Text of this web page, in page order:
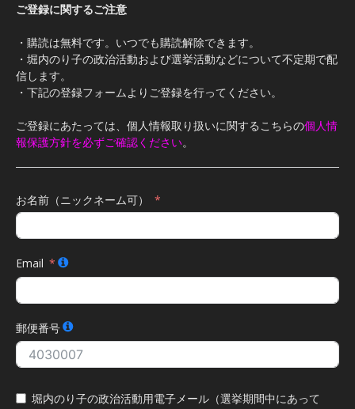
ご登録に関するご注意
・購読は無料です。いつでも購読解除できます。
・堀内のり子の政治活動および選挙活動などについて不定期で配
信します。
・下記の登録フォームよりご登録を行ってください。
ご登録にあたっては、個人情報取り扱いに関するこちらの個人情
報保護方針を必ずご確認ください。
お名前（ニックネーム可）
Email
郵便番号
堀内のり子の政治活動用電子メール（選挙期間中にあって